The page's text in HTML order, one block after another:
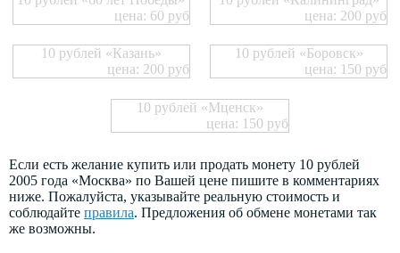
цена: 60 руб
цена: 200 руб
10 рублей «Казань»
цена: 200 руб
10 рублей «Боровск»
цена: 150 руб
10 рублей «Мценск»
цена: 150 руб
Если есть желание купить или продать монету 10 рублей
2005 года «Москва» по Вашей цене пишите в комментариях
ниже. Пожалуйста, указывайте реальную стоимость и
соблюдайте правила. Предложения об обмене монетами так
же возможны.